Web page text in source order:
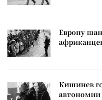
Европу
Кишинев
автономии